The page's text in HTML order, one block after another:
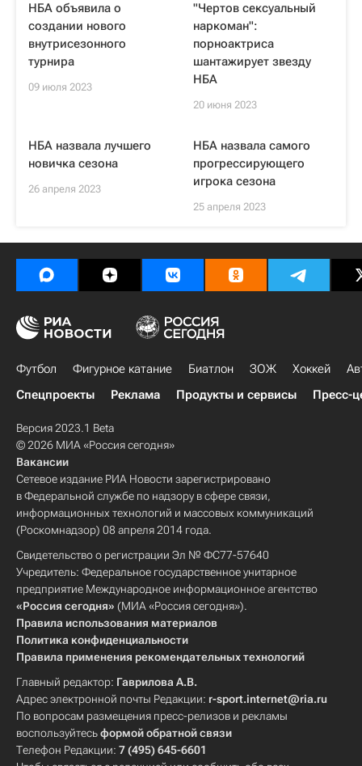
НБА объявила о
создании нового
внутрисезонного
турнира
09 июля 2023
"Чертов сексуальный
наркоман":
порноактриса
шантажирует звезду
НБА
20 июня 2023
НБА назвала лучшего
новичка сезона
26 апреля 2023
НБА назвала самого
прогрессирующего
игрока сезона
25 апреля 2023
Футбол Фигурное катание Биатлон ЗОЖ Хоккей
Спецпроекты
Реклама Продукты и сервисы Пресс-
Версия 2023.1 Beta
© 2026 МИА «Россия сегодня»
Вакансии
Сетевое издание РИА Новости зарегистрировано
в Федеральной службе по надзору в сфере связи,
информационных технологий и массовых коммуникаций
(Роскомнадзор) 08 апреля 2014 года.
Свидетельство о регистрации Эл № ФС77-57640
Учредитель: Федеральное государственное унитарное
предприятие Международное информационное агентство
«Россия сегодня» (МИА «Россия сегодня»).
Правила использования материалов
Политика конфиденциальности
Правила применения рекомендательных технологий
Главный редактор: Гаврилова А.В.
Адрес электронной почты Редакции: r-sport.internet@ria.ru
По вопросам размещения пресс-релизов и рекламы
воспользуйтесьформой обратной связи
Телефон Редакции: 7 (495) 645-6601